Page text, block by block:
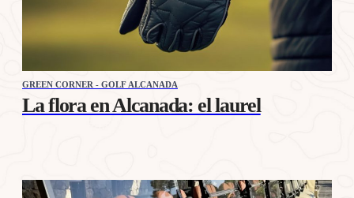
GREEN CORNER - GOLF ALCANADA
La flora en Alcanada: el laurel